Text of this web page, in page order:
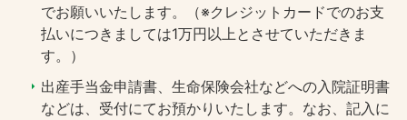
でお願いいたします。（※クレジットカードでのお支
払いにつきましては1万円以上とさせていただきま
す。）
出産手当金申請書、生命保険会社などへの入院証明書
などは、受付にてお預かりいたします。なお、記入に